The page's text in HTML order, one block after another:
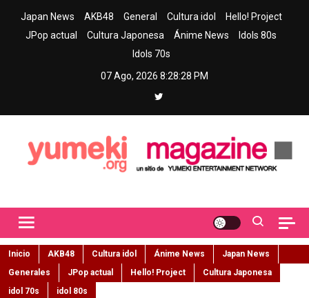
Japan News AKB48 General Cultura idol
Hello! Project
JPop actual
Cultura Japonesa Ánime News
Idols 80s
Idols 70s
07 Ago, 2026 8:28:29 PM
Inicio AKB48 Cultura idol Ánime News
Japan News
Generales
JPop actual Hello! Project
Cultura Japonesa
idol 70s
idol 80s